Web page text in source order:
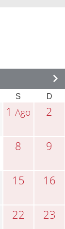
S D
1Ago 2
8 9
15 16
22 23